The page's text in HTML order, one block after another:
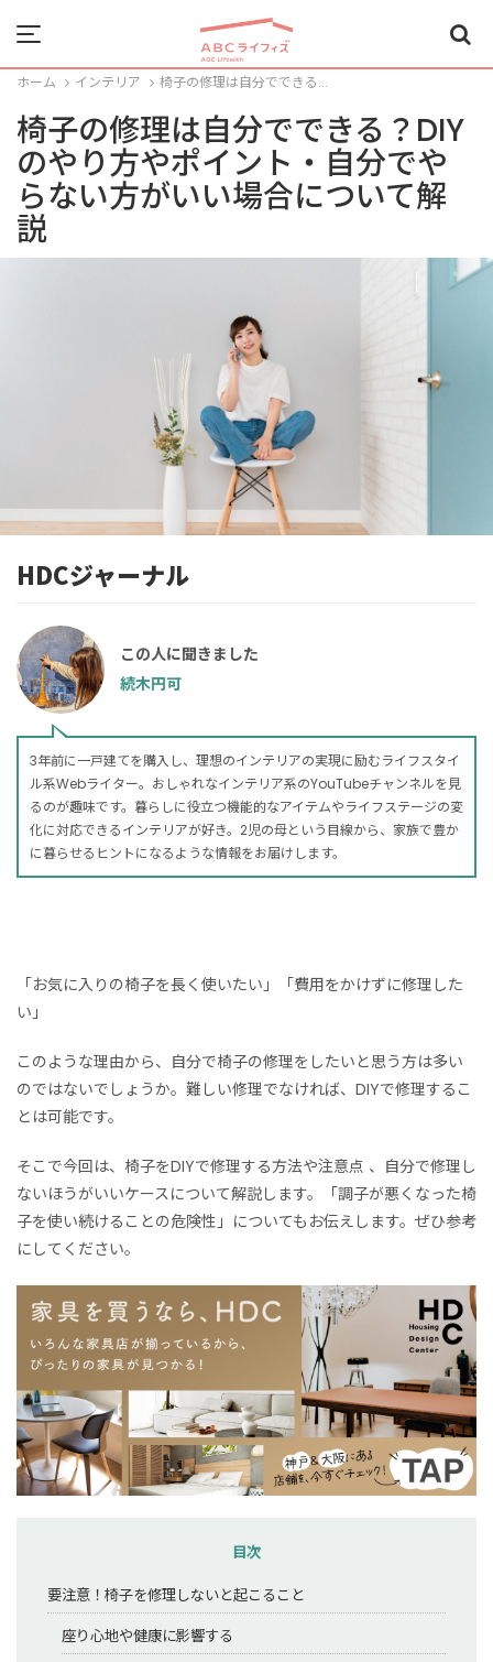
Menu
ホーム インテリア 椅子の修理は自分でできる...
椅子の修理は自分でできる？DIY
のやり方やポイント・自分でや
らない方がいい場合について解
説
HDCジャーナル
この人に聞きました
続木円可
3年前に一戸建てを購入し、理想のインテリアの実現に励むライフスタイ
ル系Webライター。おしゃれなインテリア系のYouTubeチャンネルを見
るのが趣味です。暮らしに役立つ機能的なアイテムやライフステージの変
化に対応できるインテリアが好き。2児の母という目線から、家族で豊か
に暮らせるヒントになるような情報をお届けします。
「お気に入りの椅子を長く使いたい」「費用をかけずに修理した
い」
このような理由から、自分で椅子の修理をしたいと思う方は多い
のではないでしょうか。難しい修理でなければ、DIYで修理するこ
とは可能です。
そこで今回は、椅子をDIYで修理する方法や注意点 、自分で修理し
ないほうがいいケースについて解説します。
「調子が悪くなった椅
子を使い続けることの危険性」についてもお伝えします。ぜひ参考
にしてください。
目次
要注意！椅子を修理しないと起こること
座り心地や健康に影響する